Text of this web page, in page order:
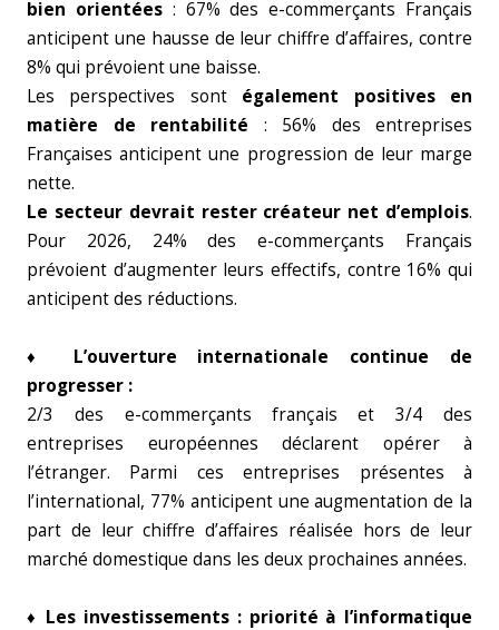
bien orientées: 67% des e-commerçants Français
anticipent une hausse de leur chiffre d’affaires, contre
8% qui prévoient une baisse.
Les perspectives sont également positives en
matière de rentabilité : 56% des entreprises
Françaises anticipent une progression de leur marge
nette.
Le secteur devrait rester créateur net d’emplois.
Pour 2026, 24% des e-commerçants Français
prévoient d’augmenter leurs effectifs, contre 16% qui
anticipent des réductions.
♦ L’ouverture internationale continue de
progresser :
2/3 des e-commerçants français et 3/4 des
entreprises européennes déclarent opérer à
l’étranger. Parmi ces entreprises présentes à
l’international, 77% anticipent une augmentation de la
part de leur chiffre d’affaires réalisée hors de leur
marché domestique dans les deux prochaines années.
♦ Les investissements : priorité à l’informatique